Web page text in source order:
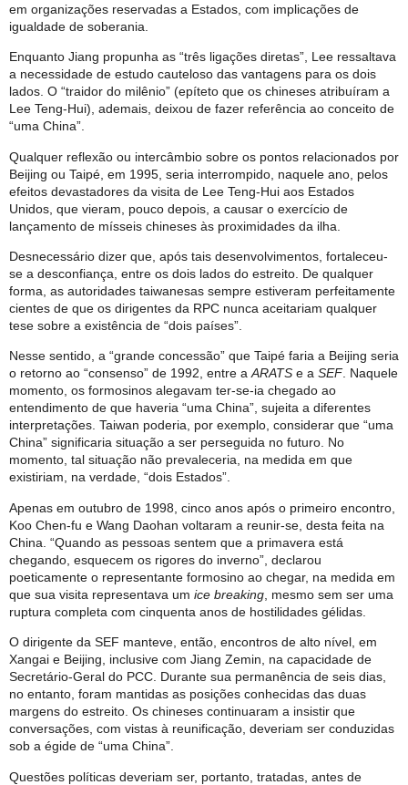
em organizações reservadas a Estados, com implicações de
igualdade de soberania.
Enquanto Jiang propunha as “três ligações diretas”, Lee ressaltava
a necessidade de estudo cauteloso das vantagens para os dois
lados. O “traidor do milênio” (epíteto que os chineses atribuíram a
Lee Teng-Hui), ademais, deixou de fazer referência ao conceito de
“uma China”.
Qualquer reflexão ou intercâmbio sobre os pontos relacionados por
Beijing ou Taipé, em 1995, seria interrompido, naquele ano, pelos
efeitos devastadores da visita de Lee Teng-Hui aos Estados
Unidos, que vieram, pouco depois, a causar o exercício de
lançamento de mísseis chineses às proximidades da ilha.
Desnecessário dizer que, após tais desenvolvimentos, fortaleceu-
se a desconfiança, entre os dois lados do estreito. De qualquer
forma, as autoridades taiwanesas sempre estiveram perfeitamente
cientes de que os dirigentes da RPC nunca aceitariam qualquer
tese sobre a existência de “dois países”.
Nesse sentido, a “grande concessão” que Taipé faria a Beijing seria
o retorno ao “consenso” de 1992, entre aARATS e a SEF. Naquele
momento, os formosinos alegavam ter-se-ia chegado ao
entendimento de que haveria “uma China”, sujeita a diferentes
interpretações. Taiwan poderia, por exemplo, considerar que “uma
China” significaria situação a ser perseguida no futuro. No
momento, tal situação não prevaleceria, na medida em que
existiriam, na verdade, “dois Estados”.
Apenas em outubro de 1998, cinco anos após o primeiro encontro,
Koo Chen-fu e Wang Daohan voltaram a reunir-se, desta feita na
China. “Quando as pessoas sentem que a primavera está
chegando, esquecem os rigores do inverno”, declarou
poeticamente o representante formosino ao chegar, na medida em
que sua visita representava um ice breaking , mesmo sem ser uma
ruptura completa com cinquenta anos de hostilidades gélidas.
O dirigente da SEF manteve, então, encontros de alto nível, em
Xangai e Beijing, inclusive com Jiang Zemin, na capacidade de
Secretário-Geral do PCC. Durante sua permanência de seis dias,
no entanto, foram mantidas as posições conhecidas das duas
margens do estreito. Os chineses continuaram a insistir que
conversações, com vistas à reunificação, deveriam ser conduzidas
sob a égide de “uma China”.
Questões políticas deveriam ser, portanto, tratadas, antes de